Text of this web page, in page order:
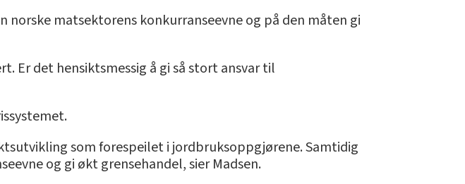
norske matsektorens konkurranseevne og på den måten gi
Er det hensiktsmessig å gi så stort ansvar til
som forespeilet i jordbruksoppgjørene. Samtidig
og gi økt grensehandel, sier Madsen.